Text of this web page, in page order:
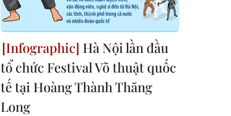
Hà Nội lần đầu
tổ chức Festival Võ thuật quốc
tế tại Hoàng Thành Thăng
Long